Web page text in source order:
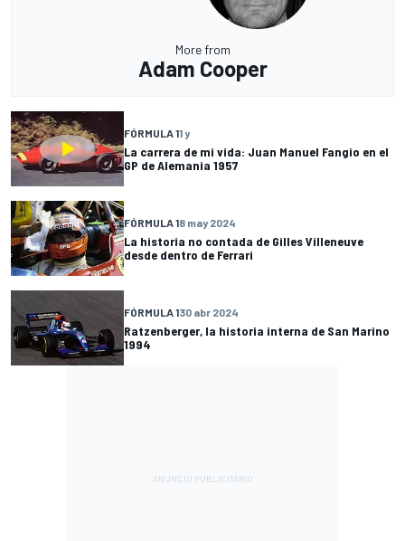
More from
Adam Cooper
FÓRMULA 11 y
La carrera de mi vida: Juan Manuel Fangio en el
GP de Alemania 1957
FÓRMULA 18 may 2024
La historia no contada de Gilles Villeneuve
desde dentro de Ferrari
FÓRMULA 130 abr 2024
Ratzenberger, la historia interna de San Marino
1994